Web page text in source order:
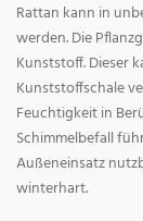
Rattan kann in
werden. Die
Kunststoff. Dieser
Kunststoffschale
Feuchtigkeit in
Schimmelbefall
Außeneinsatz
winterhart.